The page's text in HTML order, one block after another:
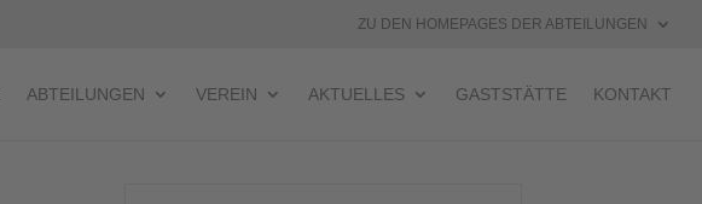
ZU DEN HOMEPAGES DER ABTEILUNGEN
ABTEILUNGEN VEREIN AKTUELLES GASTSTÄTTE KONTAKT